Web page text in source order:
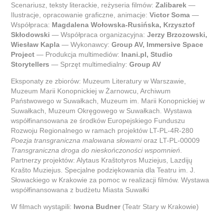
Scenariusz, teksty literackie, reżyseria filmów:Zalibarek—
Ilustracje, opracowanie graficzne, animacje:Victor Soma —
Współpraca: Magdalena Wołowska-Rusińska, Krzysztof
Skłodowski — Współpraca organizacyjna:Jerzy Brzozowski,
Wiesław Kapla — Wykonawcy:Group AV, Immersive Space
Project — Produkcja multimediów: Inani.pl, Studio
Storytellers — Sprzęt multimedialny:Group AV
Eksponaty ze zbiorów: Muzeum Literatury w Warszawie,
Muzeum Marii Konopnickiej w Żarnowcu, Archiwum
Państwowego w Suwałkach, Muzeum im. Marii Konopnickiej w
Suwałkach, Muzeum Okręgowego w Suwałkach. Wystawa
współfinansowana ze środków Europejskiego Funduszu
Rozwoju Regionalnego w ramach projektów LT-PL-4R-280
Poezja transgraniczna malowana słowamioraz LT-PL-00009
Transgraniczna droga do nieskończoności wspomnień
Partnerzy projektów: Alytaus Kraštotyros Muziejus, Lazdijų
Krašto Muziejus. Specjalne podziękowania dla Teatru im. J.
Słowackiego w Krakowie za pomoc w realizacji filmów. Wystawa
współfinansowana z budżetu Miasta Suwałki
W filmach wystąpili: Iwona Budner(Teatr Stary w Krakowie)